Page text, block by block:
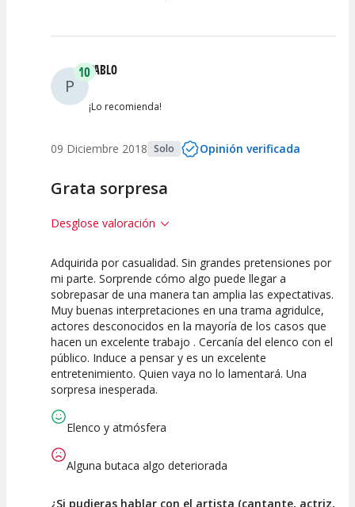
P
10PABLO
¡Lo recomienda!
09 Diciembre 2018 Solo Opinión verificada
Grata sorpresa
Desglose valoración
10
Calidad del
Espectáculo
10
Puesta en
Escena
10
Interpretación
artística
Adquirida por casualidad. Sin grandes pretensiones por
mi parte. Sorprende cómo algo puede llegar a
sobrepasar de una manera tan amplia las expectativas.
Muy buenas interpretaciones en una trama agridulce,
actores desconocidos en la mayoría de los casos que
hacen un excelente trabajo . Cercanía del elenco con el
público. Induce a pensar y es un excelente
entretenimiento. Quien vaya no lo lamentará. Una
sorpresa inesperada.
Elenco y atmósfera
Alguna butaca algo deteriorada
¿Si pudieras hablar con el artista (cantante, actriz,